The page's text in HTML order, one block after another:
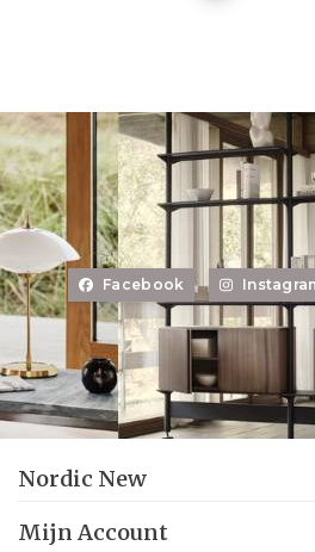
Facebook
Nordic New
Mijn Account